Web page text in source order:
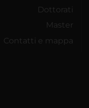
Dottorati
Master
Contatti e mappa